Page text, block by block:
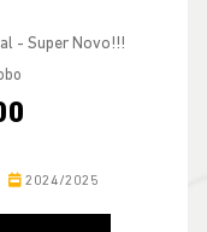
2024/2025